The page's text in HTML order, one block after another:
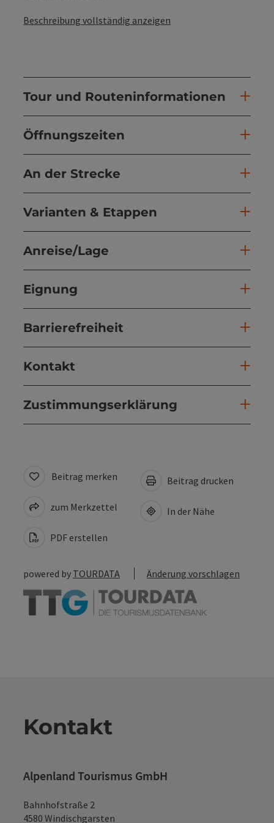
Beschreibung vollständig anzeigen
Tour und Routeninformationen
Öffnungszeiten
An der Strecke
Varianten & Etappen
Anreise/Lage
Eignung
Barrierefreiheit
Kontakt
Zustimmungserklärung
Beitrag merken
zum Merkzettel
PDF erstellen
Beitrag drucken
In der Nähe
powered by TOURDATA Änderung vorschlagen
Kontakt
Alpenland Tourismus GmbH
Bahnhofstraße 2
4580 Windischgarsten